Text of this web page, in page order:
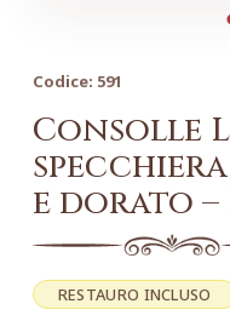
Codice: 591
Consolle
e dorato –
RESTAURO INCLUSO